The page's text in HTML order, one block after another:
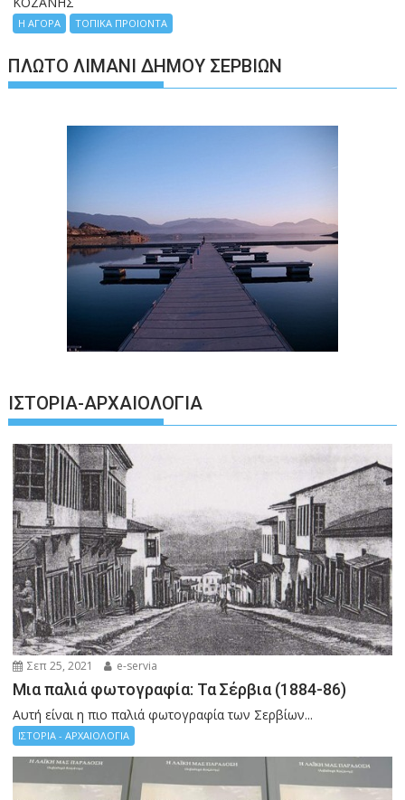
Η ΑΓΟΡΑ ΤΟΠΙΚΑ ΠΡΟΙΟΝΤΑ
ΠΛΩΤΌ ΛΙΜΆΝΙ ΔΉΜΟΥ ΣΕΡΒΊΩΝ
ΙΣΤΟΡΊΑ-ΑΡΧΑΙΟΛΟΓΊΑ
Σεπ 25, 2021 e-servia
Μια παλιά φωτογραφία: Τα Σέρβια (1884-86)
Αυτή είναι η πιο παλιά φωτογραφία των Σερβίων...
ΙΣΤΟΡΙΑ - ΑΡΧΑΙΟΛΟΓΙΑ